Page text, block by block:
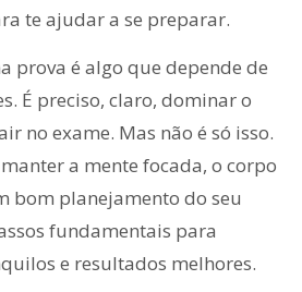
te ajudar a se preparar.
prova é algo que depende de
É preciso, claro, dominar o
no exame. Mas não é só isso.
a mente focada, o corpo
bom planejamento do seu
fundamentais para
e resultados melhores.